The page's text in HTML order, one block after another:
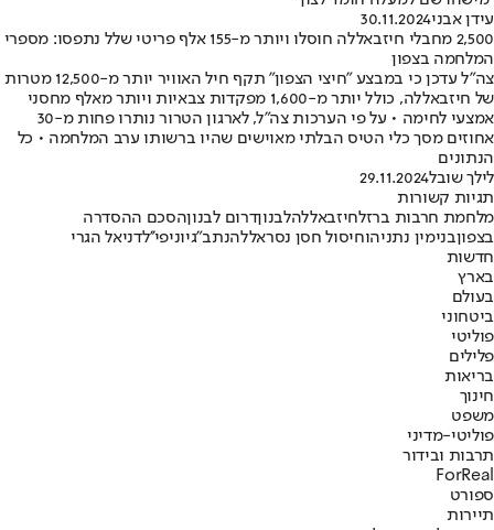
עידן אבני30.11.2024
2,500 מחבלי חיזבאללה חוסלו ויותר מ-155 אלף פריטי שלל נתפסו: מספרי
המלחמה בצפון
צה"ל עדכן כי במבצע "חיצי הצפון" תקף חיל האוויר יותר מ-12,500 מטרות
של חיזבאללה, כולל יותר מ-1,600 מפקדות צבאיות ויותר מאלף מחסני
אמצעי לחימה • על פי הערכות צה"ל, לארגון הטרור נותרו פחות מ-30
אחוזים מסך כלי הטיס הבלתי מאוישים שהיו ברשותו ערב המלחמה • כל
הנתונים
לילך שובל29.11.2024
תגיות קשורות
מלחמת חרבות ברזלחיזבאללהלבנוןדרום לבנוןהסכם ההסדרה
בצפוןבנימין נתניהוחיסול חסן נסראללהנתב"גיוניפי''לדניאל הגרי
חדשות
בארץ
בעולם
ביטחוני
פוליטי
פלילים
בריאות
חינוך
משפט
פוליטי-מדיני
תרבות ובידור
ForReal
ספורט
תיירות